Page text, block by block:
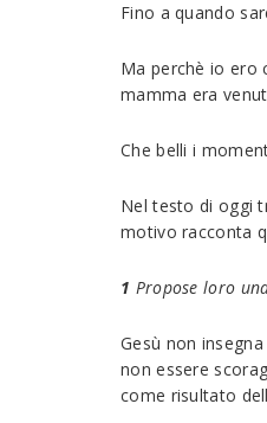
Fino a quando
Ma perchè io ero
mamma era
Che belli i
Nel testo di oggi
motivo racconta
1 Propose loro
Gesù non
non essere
come risultato